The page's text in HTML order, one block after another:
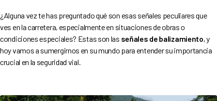
¿Alguna vez te has preguntado qué son esas señales peculiares que
ves en la carretera, especialmente en situaciones de obras o
condiciones especiales? Estas son las señales de balizamiento, y
hoy vamos a sumergirnos en su mundo para entender su importancia
crucial en la seguridad vial.